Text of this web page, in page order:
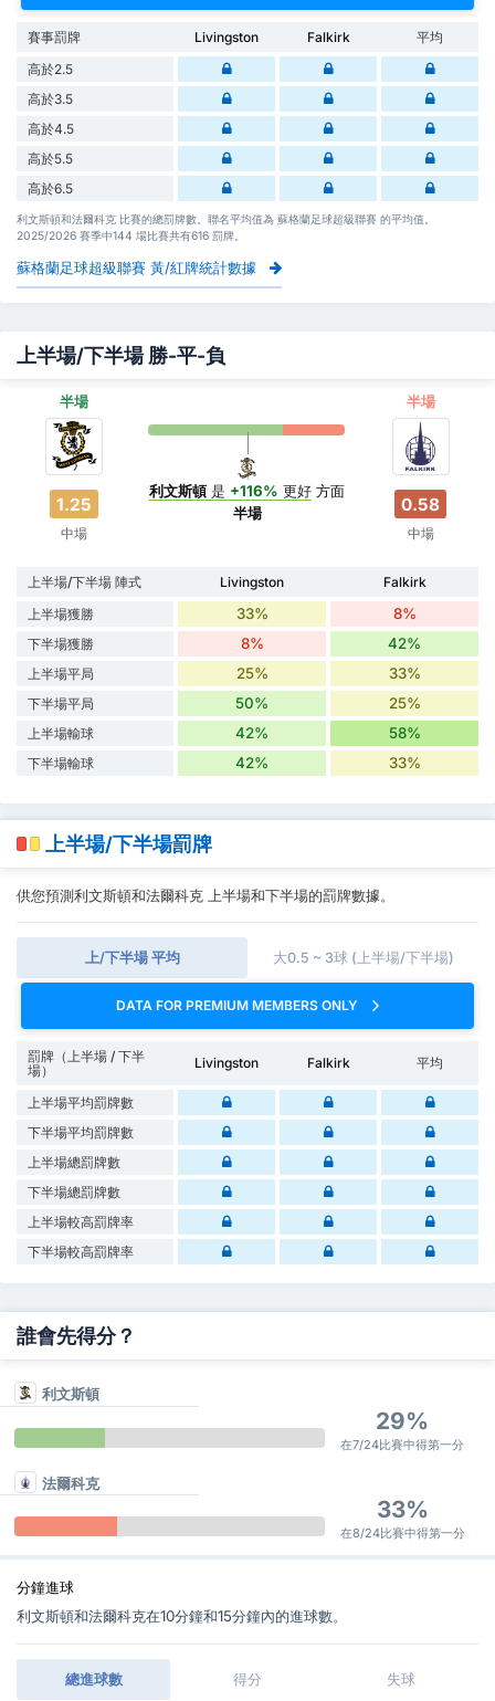
賽事罰牌 Livingston Falkirk
平均
高於2.5
高於3.5
高於4.5
高於5.5
高於6.5
利文斯頓和法爾科克 比賽的總罰牌數。聯名平均值為 蘇格蘭足球超級聯賽 的平均值。
2025/2026 賽季中144 場比賽共有616 罰牌。
蘇格蘭足球超級聯賽 黃/紅牌統計數據
上半場/下半場 勝-平-負
半場 半場
1.25
中場
利文斯頓 是 +116% 更好 方面
半場
0.58
中場
上半場/下半場 陣式 Livingston
Falkirk
上半場獲勝
33% 8%
下半場獲勝 8% 42%
上半場平局 25% 33%
下半場平局 50% 25%
上半場輸球 42% 58%
下半場輸球 42% 33%
上半場/下半場罰牌
供您預測利文斯頓和法爾科克 上半場和下半場的罰牌數據。
上/下半場 平均 大0.5 ~ 3球 (上半場/下半場)
DATA FOR PREMIUM MEMBERS ONLY
罰牌（上半場 / 下半
場）
Livingston Falkirk 平均
上半場平均罰牌數
下半場平均罰牌數
上半場總罰牌數
下半場總罰牌數
上半場較高罰牌率
下半場較高罰牌率
誰會先得分？
利文斯頓
29%
在7/24比賽中得第一分
法爾科克
33%
在8/24比賽中得第一分
分鐘進球
利文斯頓和法爾科克在10分鐘和15分鐘內的進球數。
總進球數 得分 失球